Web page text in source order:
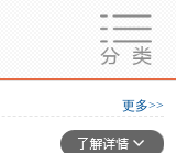
更多>>